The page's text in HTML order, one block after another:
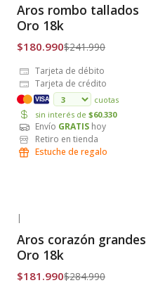
Envío Gratis
Aros rombo tallados
Oro 18k
$180.990$241.990
Tarjeta de débito
Tarjeta de crédito
VISA
cuotas
sin interés de $60.330
Envío GRATIS hoy
Retiro en tienda
Estuche de regalo
Envío Gratis
Aros corazón grandes
Oro 18k
$181.990$284.990